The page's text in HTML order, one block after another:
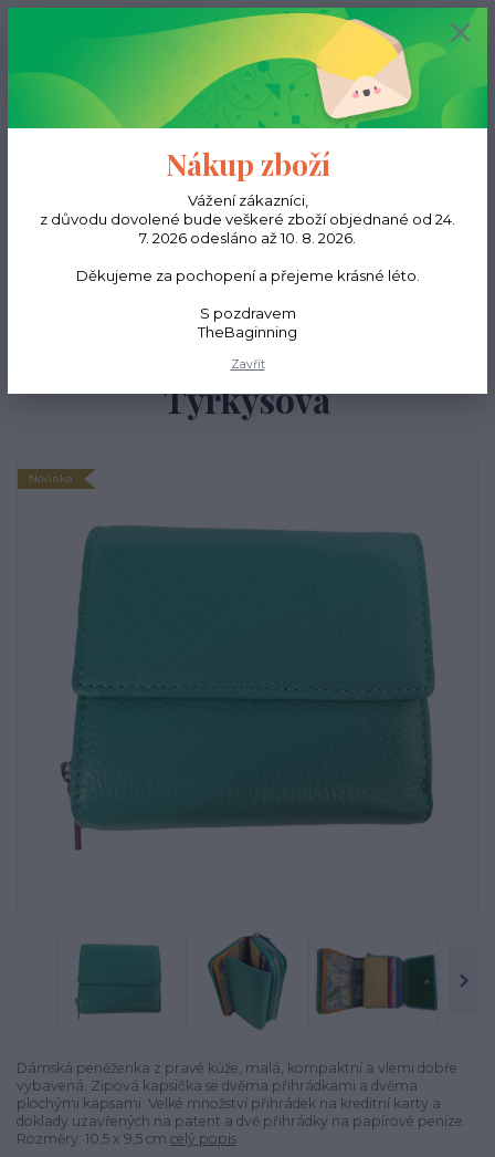
Menu
0,00 Kč
Dámské peněženky
Dámská peněženka multicolor
compact - Tyrkysová
Dámská peněženka
multicolor compact -
Tyrkysová
Novinka
Dámská peněženka z pravé kůže, malá, kompaktní a vlemi dobře
vybavená. Zipová kapsička se dvěma přihrádkami a dvěma
plochými kapsami. Velké množství přihrádek na kreditní karty a
doklady uzavřených na patent a dvě přihrádky na papírové peníze.
Rozměry: 10,5 x 9,5 cm celý popis
Nákup zboží
Vážení zákazníci,
z důvodu dovolené bude veškeré zboží objednané od 24.
7. 2026 odesláno až 10. 8. 2026.
Děkujeme za pochopení a přejeme krásné léto.
S pozdravem
TheBaginning
Zavřít